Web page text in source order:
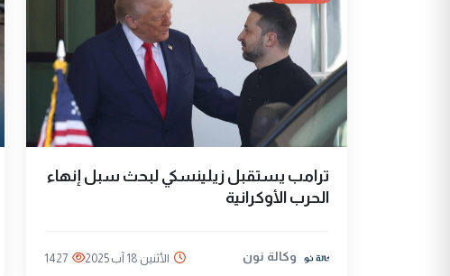
ترامب يستقبل زيلينسكي لبحث سبل إنهاء
الحرب الأوكرانية
وكالة نون الأثنين 18 آب 2025 1427